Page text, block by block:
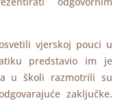
vjerskoj pouci u
predstavio im je
u školi razmotrili su
zaključke.